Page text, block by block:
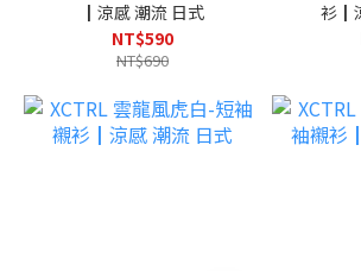
┃涼感 潮流 日式
NT$590
NT$690
衫┃